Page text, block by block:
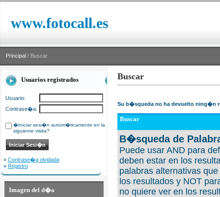
www.fotocall.es
Principal / Buscar
Usuarios registrados
Usuario:
Contrase�a:
�Iniciar sesi�n autom�ticamente en la
siguiente visita?
» Contrase�a olvidada
» Registro
Imagen del d�a
Buscar
Su b�squeda no ha devuelto ning�n
Buscar
B�squeda de
Puede usar AND para
deben estar en los
palabras alternativas
los resultados y NOT
no quiere ver en los